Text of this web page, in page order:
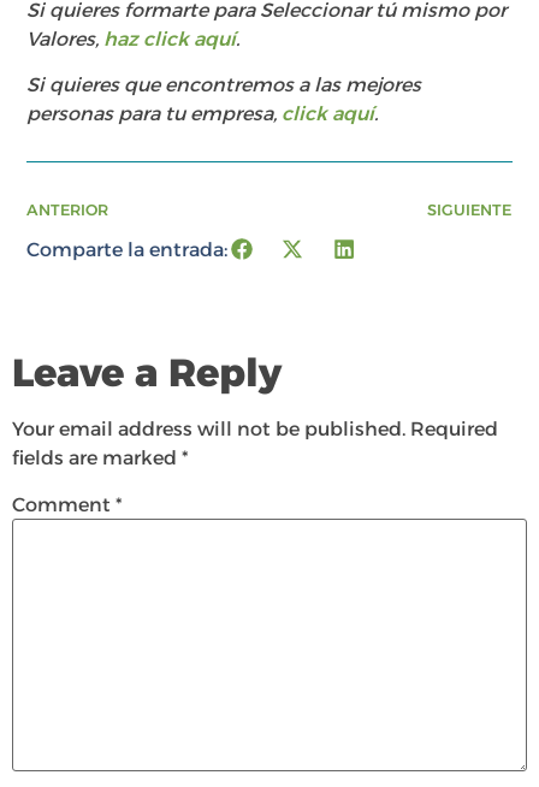
Si quieres formarte para Seleccionar tú mismo por
Valores, haz click aquí.
Si quieres que encontremos a las mejores
personas para tu empresa, click aquí.
ANTERIOR SIGUIENTE
Comparte la entrada:
Leave a Reply
Your email address will not be published. Required
fields are marked *
Comment *